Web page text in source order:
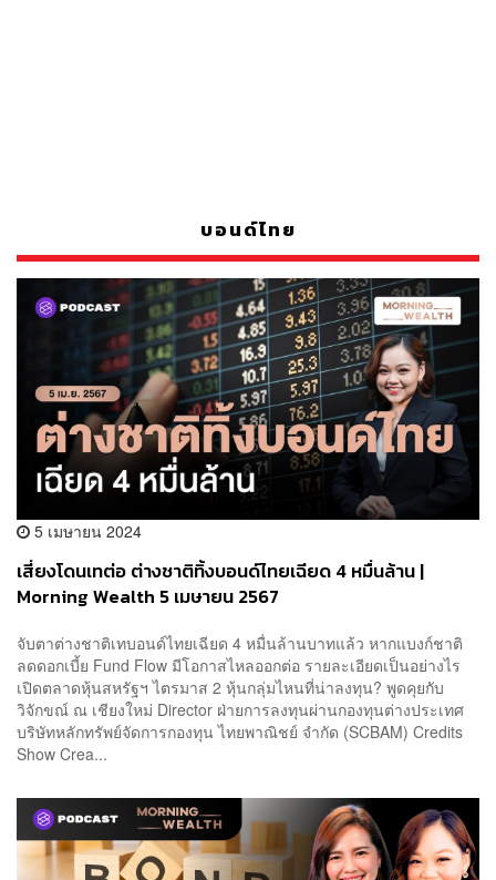
บอนด์ไทย
5 เมษายน 2024
เสี่ยงโดนเทต่อ ต่างชาติทิ้งบอนด์ไทยเฉียด 4 หมื่นล้าน |
Morning Wealth 5 เมษายน 2567
จับตาต่างชาติเทบอนด์ไทยเฉียด 4 หมื่นล้านบาทแล้ว หากแบงก์ชาติ
ลดดอกเบี้ย Fund Flow มีโอกาสไหลออกต่อ รายละเอียดเป็นอย่างไร
เปิดตลาดหุ้นสหรัฐฯ ไตรมาส 2 หุ้นกลุ่มไหนที่น่าลงทุน? พูดคุยกับ
วิจักขณ์ ณ เชียงใหม่ Director ฝ่ายการลงทุนผ่านกองทุนต่างประเทศ
บริษัทหลักทรัพย์จัดการกองทุน ไทยพาณิชย์ จำกัด (SCBAM) Credits
Show Crea...